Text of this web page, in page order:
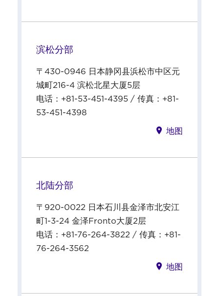
滨松分部
〒430-0946 日本静冈县浜松市中区元
城町216-4 滨松北星大厦5层
电话：+81-53-451-4395 / 传真：+81-
53-451-4398
地图
北陆分部
〒920-0022 日本石川县金泽市北安江
町1-3-24 金泽Fronto大厦2层
电话：+81-76-264-3822 / 传真：+81-
76-264-3562
地图